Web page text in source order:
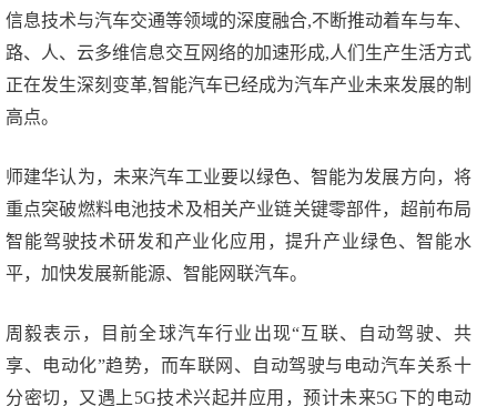
信息技术与汽车交通等领域的深度融合,不断推动着车与车、
路、人、云多维信息交互网络的加速形成,人们生产生活方式
正在发生深刻变革,智能汽车已经成为汽车产业未来发展的制
高点。
师建华认为，未来汽车工业要以绿色、智能为发展方向，将
重点突破燃料电池技术及相关产业链关键零部件，超前布局
智能驾驶技术研发和产业化应用，提升产业绿色、智能水
平，加快发展新能源、智能网联汽车。
周毅表示，目前全球汽车行业出现“互联、自动驾驶、共
享、电动化”趋势，而车联网、自动驾驶与电动汽车关系十
分密切，又遇上5G技术兴起并应用，预计未来5G下的电动